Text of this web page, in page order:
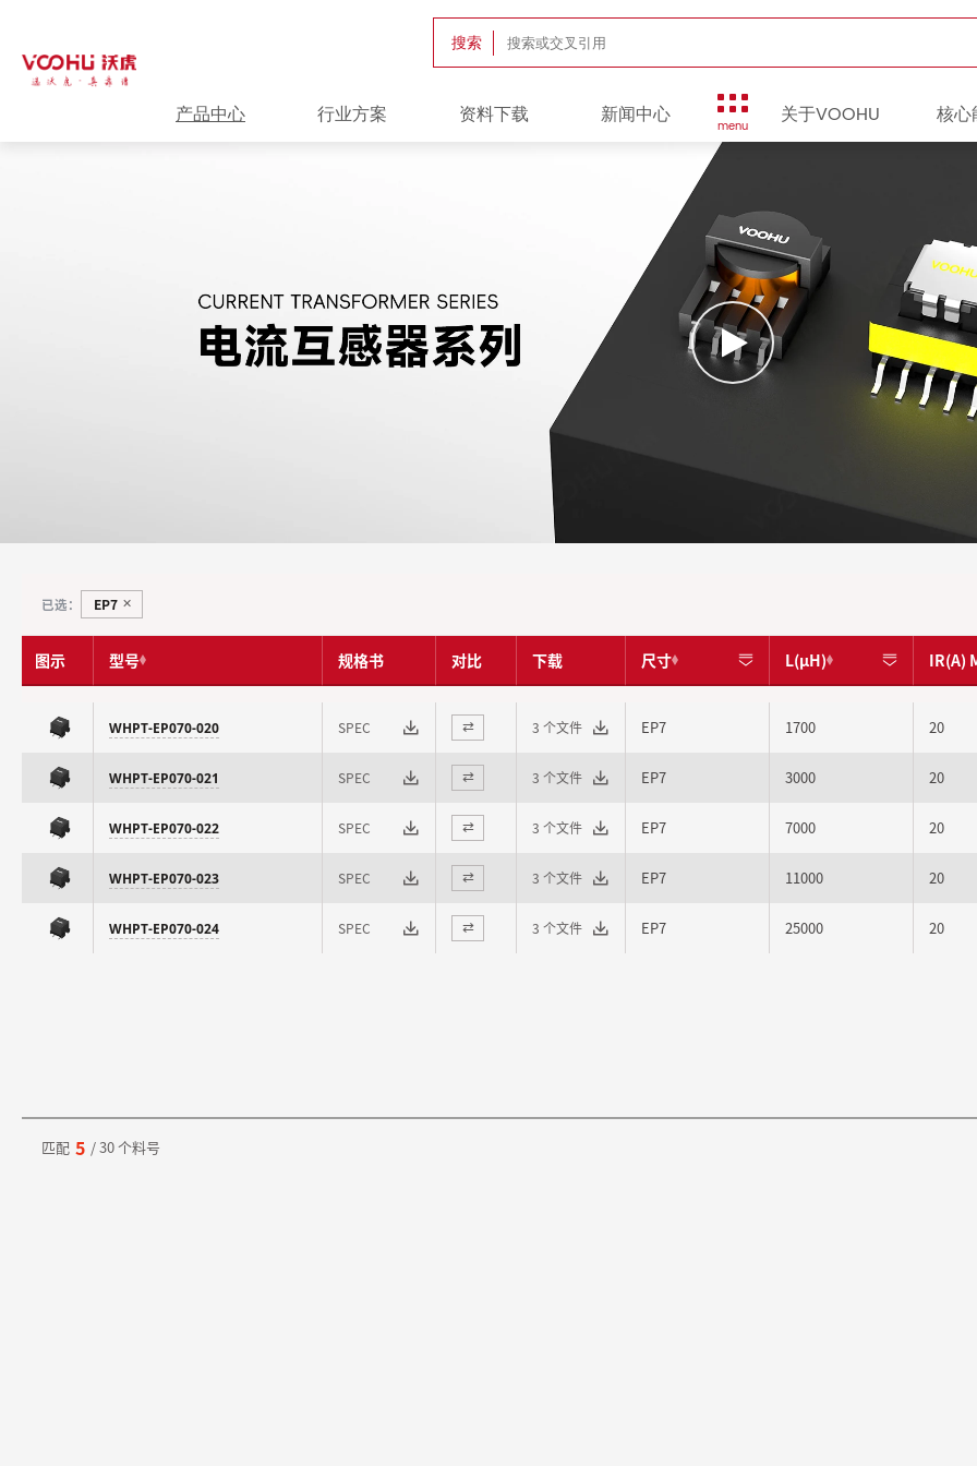
搜索
产品中心 行业方案 资料下载 新闻中心 menu 关于VOOHU 核心
已选： EP7 ✕
图示 型号 规格书 对比 下载 尺寸 L(μH) IR(A)
WHPT-EP070-020 SPEC ⇄ 3 个文件 EP7 1700 20
WHPT-EP070-021 SPEC ⇄ 3 个文件 EP7 3000 20
WHPT-EP070-022 SPEC ⇄ 3 个文件 EP7 7000 20
WHPT-EP070-023 SPEC ⇄ 3 个文件 EP7 11000 20
WHPT-EP070-024 SPEC ⇄ 3 个文件 EP7 25000 20
匹配 5 / 30 个料号